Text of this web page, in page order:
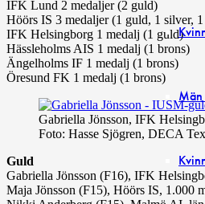
IFK Lund 2 medaljer (2 guld)
Höörs IS 3 medaljer (1 guld, 1 silver,
IFK Helsingborg 1 medalj (1 guld)
Hässleholms AIS 1 medalj (1 brons)
Ängelholms IF 1 medalj (1 brons)
Öresund FK 1 medalj (1 brons)
Gabriella Jönsson, IFK
Foto: Hasse Sjögren, DECA
Guld
Gabriella Jönsson (F16), IFK
Maja Jönsson (F15), Höörs IS, 1.000